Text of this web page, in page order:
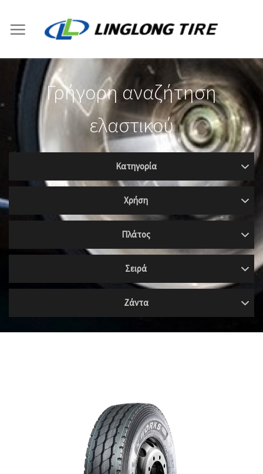
content
Γρήγορη αναζήτηση
ελαστικού
Κατηγορία
Χρήση
Πλάτος
Σειρά
Ζάντα